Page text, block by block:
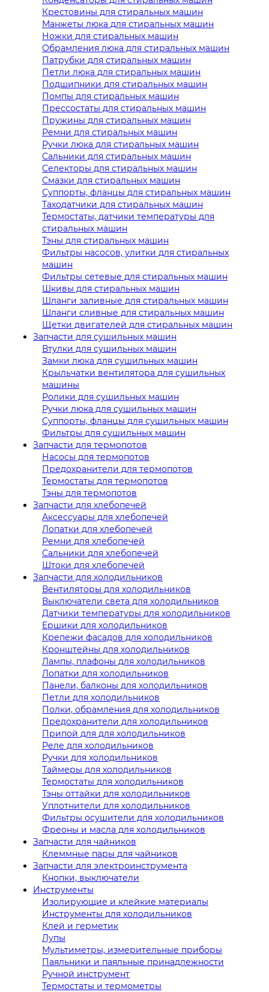
Крестовины для стиральных машин
Манжеты люка для стиральных машин
Ножки для стиральных машин
Обрамления люка для стиральных машин
Патрубки для стиральных машин
Петли люка для стиральных машин
Подшипники для стиральных машин
Помпы для стиральных машин
Прессостаты для стиральных машин
Пружины для стиральных машин
Ремни для стиральных машин
Ручки люка для стиральных машин
Сальники для стиральных машин
Селекторы для стиральных машин
Смазки для стиральных машин
Суппорты, фланцы для стиральных машин
Таходатчики для стиральных машин
Термостаты, датчики температуры для
стиральных машин
Тэны для стиральных машин
Фильтры насосов, улитки для стиральных
машин
Фильтры сетевые для стиральных машин
Шкивы для стиральных машин
Шланги заливные для стиральных машин
Шланги сливные для стиральных машин
Щетки двигателей для стиральных машин
Запчасти для сушильных машин
Втулки для сушильных машин
Замки люка для сушильных машин
Крыльчатки вентилятора для сушильных
машины
Ролики для сушильных машин
Ручки люка для сушильных машин
Суппорты, фланцы для сушильных машин
Фильтры для сушильных машин
Запчасти для термопотов
Насосы для термопотов
Предохранители для термопотов
Термостаты для термопотов
Тэны для термопотов
Запчасти для хлебопечей
Аксессуары для хлебопечей
Лопатки для хлебопечей
Ремни для хлебопечей
Сальники для хлебопечей
Штоки для хлебопечей
Запчасти для холодильников
Вентиляторы для холодильников
Выключатели света для холодильников
Датчики температуры для холодильников
Ершики для холодильников
Крепежи фасадов для холодильников
Кронштейны для холодильников
Лампы, плафоны для холодильников
Лопатки для холодильников
Панели, балконы для холодильников
Петли для холодильников
Полки, обрамления для холодильников
Предохранители для холодильников
Припой для для холодильников
Реле для холодильников
Ручки для холодильников
Таймеры для холодильников
Термостаты для холодильников
Тэны оттайки для холодильников
Уплотнители для холодильников
Фильтры осушители для холодильников
Фреоны и масла для холодильников
Запчасти для чайников
Клеммные пары для чайников
Запчасти для электроинструмента
Кнопки, выключатели
Инструменты
Изолирующие и клейкие материалы
Инструменты для холодильников
Клей и герметик
Лупы
Мультиметры, измерительные приборы
Паяльники и паяльные принадлежности
Ручной инструмент
Термостаты и термометры